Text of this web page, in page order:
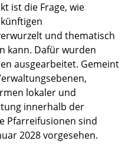
ist die Frage, wie
und thematisch
kann. Dafür wurden
ausgearbeitet. Gemeint
lokaler und
innerhalb der
Pfarreifusionen sind
2028 vorgesehen.